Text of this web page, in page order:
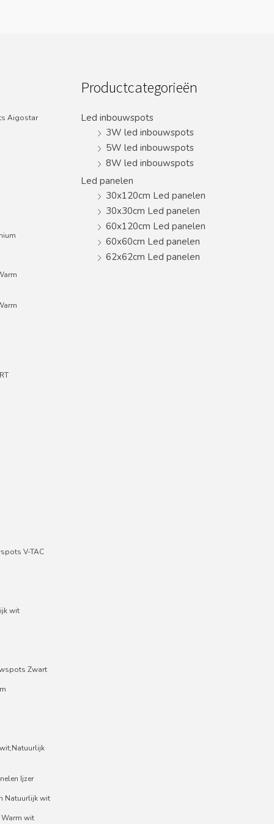
Aigostar
V-TAC
wit
Zwart
Ijzer
Natuurlijk wit
Warm wit
Productcategorieën
Led inbouwspots
3W led inbouwspots
5W led inbouwspots
8W led inbouwspots
Led panelen
30x120cm Led panelen
30x30cm Led panelen
60x120cm Led panelen
60x60cm Led panelen
62x62cm Led panelen